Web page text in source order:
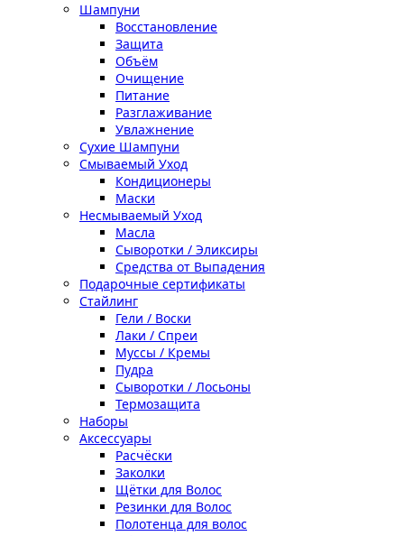
Шампуни
Восстановление
Защита
Объём
Очищение
Питание
Разглаживание
Увлажнение
Сухие Шампуни
Смываемый Уход
Кондиционеры
Маски
Несмываемый Уход
Масла
Сыворотки / Эликсиры
Средства от Выпадения
Подарочные сертификаты
Стайлинг
Гели / Воски
Лаки / Спреи
Муссы / Кремы
Пудра
Сыворотки / Лосьоны
Термозащита
Наборы
Аксессуары
Расчёски
Заколки
Щётки для Волос
Резинки для Волос
Полотенца для волос